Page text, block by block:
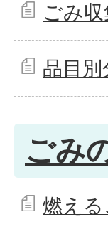
ごみ
品目別
ごみ
燃え